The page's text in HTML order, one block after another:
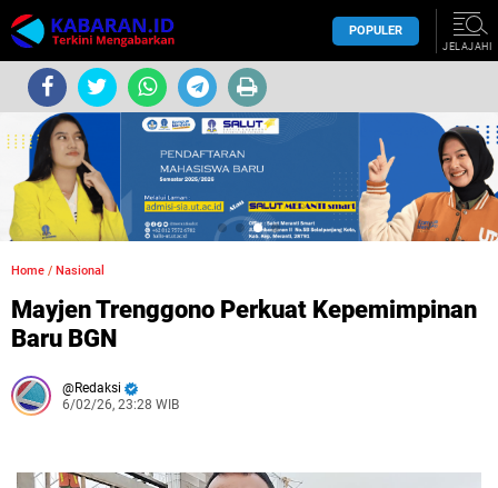
POPULER
JELAJAHI
Home / Nasional
Mayjen Trenggono Perkuat Kepemimpinan
Baru BGN
Redaksi
6/02/26, 23:28 WIB